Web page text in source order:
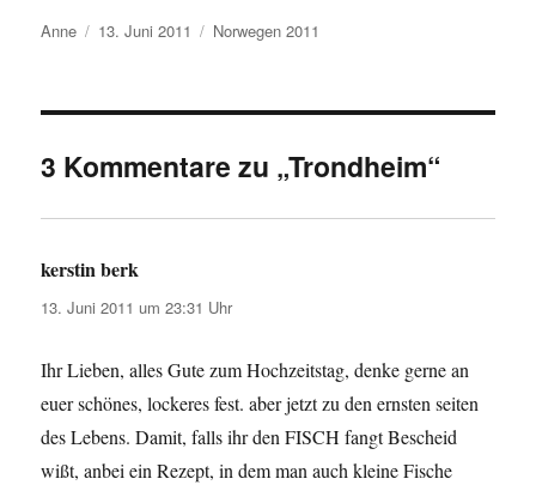
Autor
Anne
Veröffentlicht
13. Juni 2011 Kategorien
Norwegen 2011
3 Kommentare zu „Trondheim“
kerstin berk
13. Juni 2011 um 23:31 Uhr
Ihr Lieben, alles Gute zum Hochzeitstag, denke gerne an
euer schönes, lockeres fest. aber jetzt zu den ernsten seiten
des Lebens. Damit, falls ihr den FISCH fangt Bescheid
wißt, anbei ein Rezept, in dem man auch kleine Fische